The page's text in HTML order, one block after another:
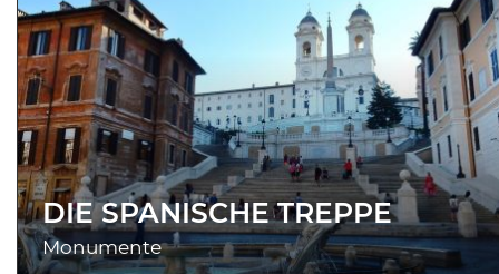
DIE SPANISCHE TREPPE
Monumente